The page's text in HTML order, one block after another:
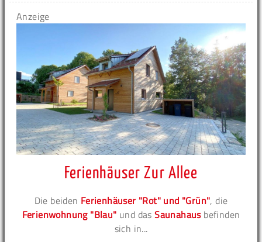
Anzeige
Ferienhäuser Zur Allee
Die beiden Ferienhäuser "Rot" und "Grün", die
Ferienwohnung "Blau" und dasSaunahausbefinden
sich in...